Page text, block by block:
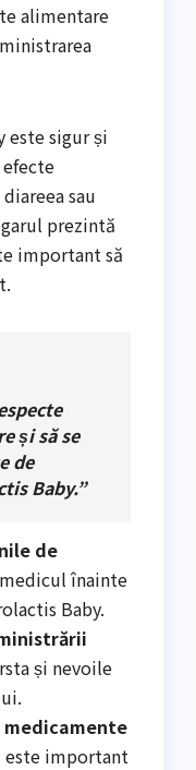
alimentare
este sigur și
sau
prezintă
important să
și să se
de
Baby.”
de
înainte
Baby.
și nevoile
este important